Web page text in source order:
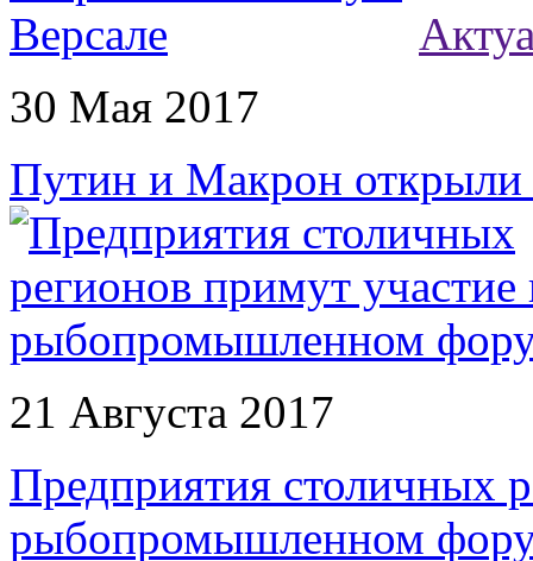
30 Мая 2017
Путин и Макрон открыли
21 Августа 2017
Предприятия столичных
рыбопромышленном